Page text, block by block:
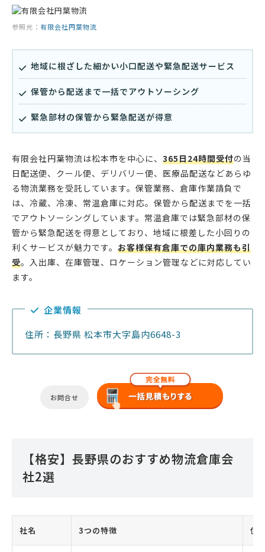
参照元： 有限会社円葉物流
地域に根ざした細かい小口配送や緊急配送サービス
保管から配送まで一括でアウトソーシング
緊急部材の保管から緊急配送が得意
有限会社円葉物流は松本市を中心に、 365日24時間受付の当
日配送便、クール便、デリバリー便、医療品配送などあらゆ
る物流業務を受託しています。保管業務、倉庫作業請負で
は、冷蔵、冷凍、常温倉庫に対応。保管から配送までを一括
でアウトソーシングしています。常温倉庫では緊急部材の保
管から緊急配送を得意としており、地域に根差した小回りの
利くサービスが魅力です。 お客様保有倉庫での庫内業務も引
受。入出庫、在庫管理、ロケーション管理などに対応してい
ます。
企業情報
住所：長野県 松本市大字島内6648-3
お問合せ
【格安】長野県のおすすめ物流倉庫会
社2選
社名 3つの特徴 住